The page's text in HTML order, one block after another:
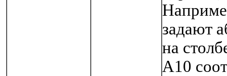
задают
на
А10